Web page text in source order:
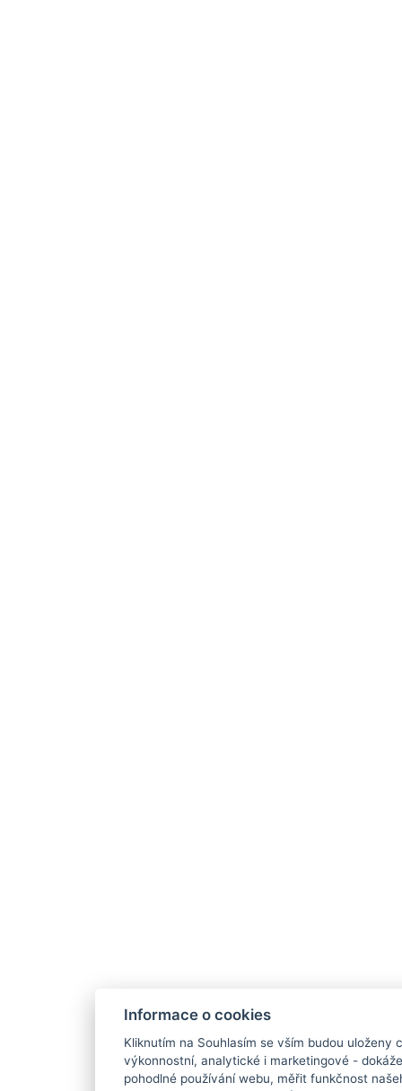
Informace o cookies
Kliknutím na Souhlasím se vším budou uloženy
výkonnostní, analytické i marketingové -
pohodlné používání webu, měřit funkčnost